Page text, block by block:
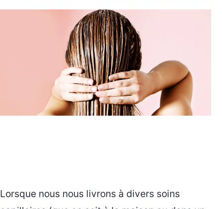
Lorsque nous nous livrons à divers soins